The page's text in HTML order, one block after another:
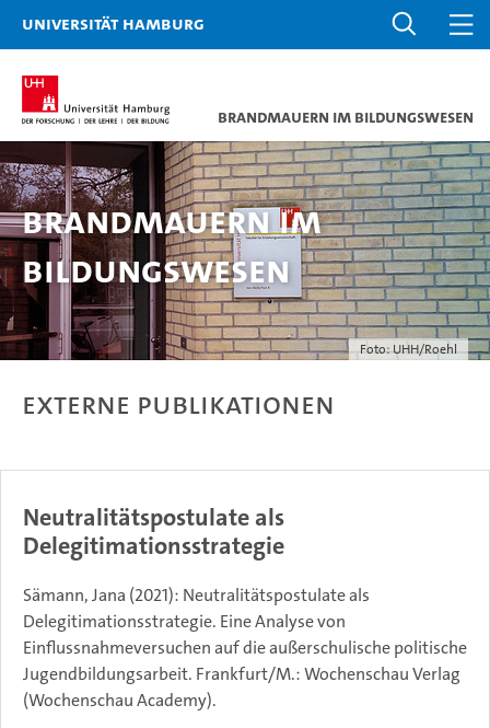
Universität Hamburg
Brandmauern im Bildungswesen
Foto: UHH/Roehl
Brandmauern im
Bildungswesen
externe Publikationen
Neutralitätspostulate als
Delegitimationsstrategie
Sämann, Jana (2021): Neutralitätspostulate als
Delegitimationsstrategie. Eine Analyse von
Einflussnahmeversuchen auf die außerschulische politische
Jugendbildungsarbeit. Frankfurt/M.: Wochenschau Verlag
(Wochenschau Academy).